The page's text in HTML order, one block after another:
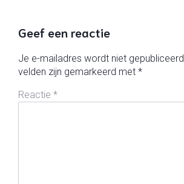
Geef een reactie
Je e-mailadres wordt niet gepubliceerd.
velden zijn gemarkeerd met *
Reactie *